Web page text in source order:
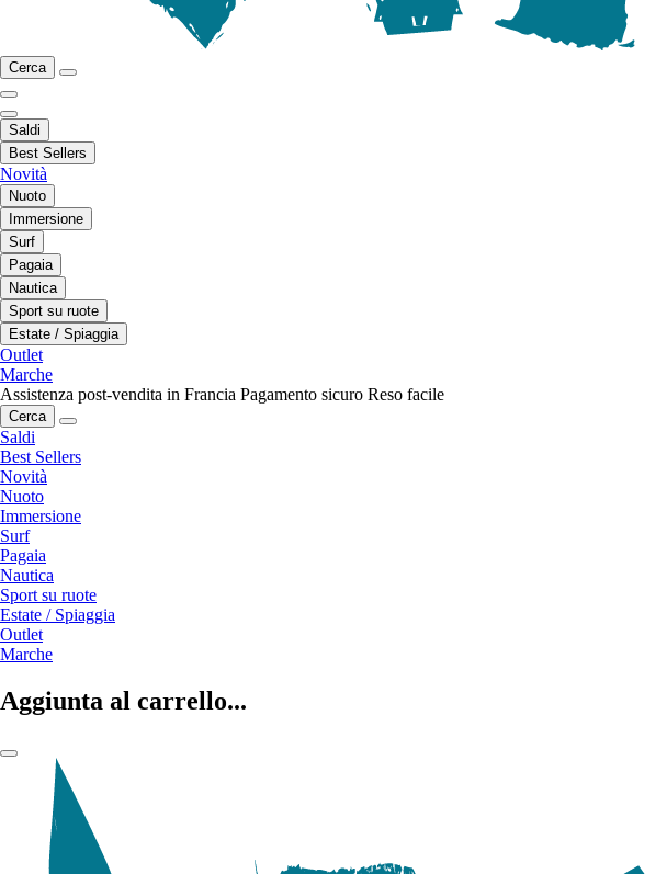
Cerca
Saldi
Best Sellers
Novità
Nuoto
Immersione
Surf
Pagaia
Nautica
Sport su ruote
Estate / Spiaggia
Outlet
Marche
Assistenza post-vendita in Francia Pagamento sicuro Reso facile
Cerca
Saldi
Best Sellers
Novità
Nuoto
Immersione
Surf
Pagaia
Nautica
Sport su ruote
Estate / Spiaggia
Outlet
Marche
Aggiunta al carrello...